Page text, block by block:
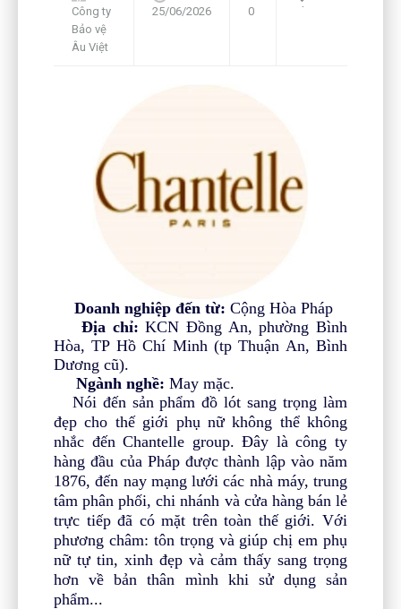
Công ty
Bảo vệ
Âu Việt
25/06/2026 0 Blog
Doanh nghiệp đến từ: Cộng Hòa Pháp
Địa chỉ: KCN Đồng An, phường Bình
Hòa, TP Hồ Chí Minh (tp Thuận An, Bình
Dương cũ).
Ngành nghề: May mặc.
Nói đến sản phẩm đồ lót sang trọng làm
đẹp cho thế giới phụ nữ không thể không
nhắc đến Chantelle group. Đây là công ty
hàng đầu của Pháp được thành lập vào năm
1876, đến nay mạng lưới các nhà máy, trung
tâm phân phối, chi nhánh và cửa hàng bán lẻ
trực tiếp đã có mặt trên toàn thế giới. Với
phương châm: tôn trọng và giúp chị em phụ
nữ tự tin, xinh đẹp và cảm thấy sang trọng
hơn về bản thân mình khi sử dụng sản
phẩm...